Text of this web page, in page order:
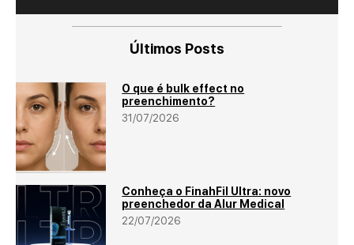
Últimos Posts
O que é bulk effect no
preenchimento?
31/07/2026
Conheça o FinahFil Ultra: novo
preenchedor da Alur Medical
22/07/2026